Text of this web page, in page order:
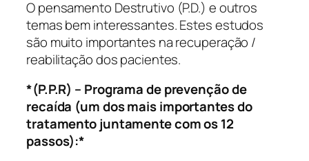
O pensamento Destrutivo (P.D.) e outros
temas bem interessantes. Estes estudos
são muito importantes na recuperação /
reabilitação dos pacientes.
*(P.P.R) – Programa de prevenção de
recaída (um dos mais importantes do
tratamento juntamente com os 12
passos):*